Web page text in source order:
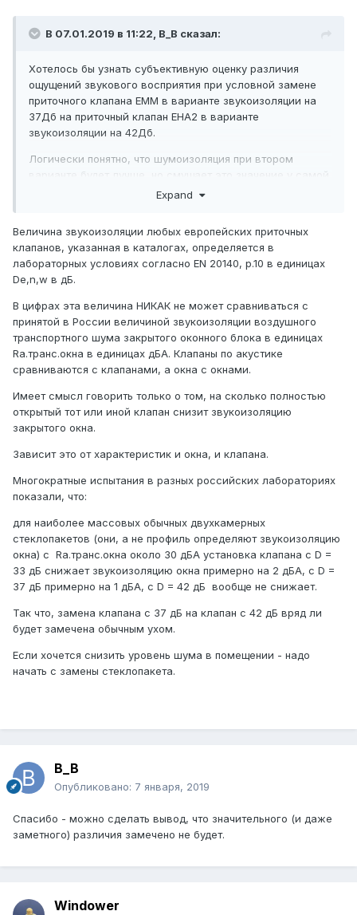
В 07.01.2019 в 11:22, B_B сказал:
Хотелось бы узнать субъективную оценку различия
ощущений звукового восприятия при условной замене
приточного клапана EMM в варианте звукоизоляции на
37Дб на приточный клапан EHA2 в варианте
звукоизоляции на 42Дб.
Логически понятно, что шумоизоляция при втором
варианте будет лучше, но смущает это значение у самой
конструкции окна, которое, на мой взгляд, редко
отзывы тех, кто своими ушами мог проверить
существование различий.
Expand
Величина звукоизоляции любых европейских приточных
клапанов, указанная в каталогах, определяется в
лабораторных условиях согласно EN 20140, р.10 в единицах
De,n,w в дБ.
В цифрах эта величина НИКАК не может сравниваться с
принятой в России величиной звукоизоляции воздушного
транспортного шума закрытого оконного блока в единицах
Rа.транс.окна в единицах дБА. Клапаны по акустике
сравниваются с клапанами, а окна с окнами.
Имеет смысл говорить только о том, на сколько полностью
открытый тот или иной клапан снизит звукоизоляцию
закрытого окна.
Зависит это от характеристик и окна, и клапана.
Многократные испытания в разных российских лабораториях
показали, что:
для наиболее массовых обычных двухкамерных
стеклопакетов (они, а не профиль определяют звукоизоляцию
окна) с Rа.транс.окна около 30 дБА установка клапана с D =
33 дБ снижает звукоизоляцию окна примерно на 2 дБА, с D =
37 дБ примерно на 1 дБА, с D = 42 дБ вообще не снижает.
Так что, замена клапана с 37 дБ на клапан с 42 дБ вряд ли
будет замечена обычным ухом.
Если хочется снизить уровень шума в помещении - надо
начать с замены стеклопакета.
B_B
Опубликовано: 7 января, 2019
Спасибо - можно сделать вывод, что значительного (и даже
заметного) различия замечено не будет.
Windower